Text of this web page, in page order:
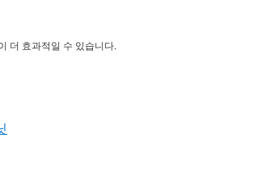
더 효과적일 수 있습니다.